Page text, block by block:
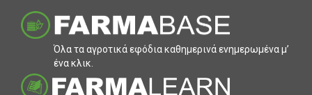
Όλα τα αγροτικά εφόδια καθηµερινά ενηµερωµένα µ’
ένα κλικ.